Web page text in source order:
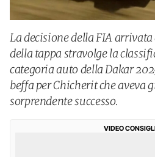
La decisione della FIA
della tappa stravolge la
categoria auto della Dakar
beffa per Chicherit che aveva
sorprendente successo.
VIDEO